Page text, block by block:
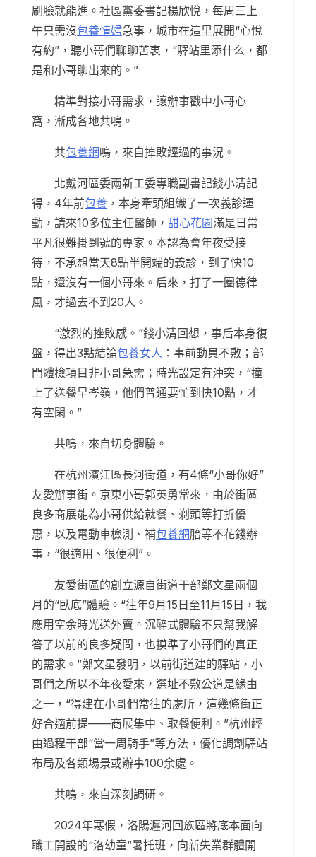
刷臉就能進。社區黨委書記楊欣悅，每周三上
午只需沒包養情婦急事，城市在這里展開“心悅
有約”，聽小哥們聊聊苦衷，“驛站里添什么，都
是和小哥聊出來的。”
精準對接小哥需求，讓辦事戳中小哥心
窩，漸成各地共鳴。
共包養網鳴，來自掉敗經過的事況。
北戴河區委兩新工委專職副書記錢小清記
得，4年前包養 ，本身牽頭組織了一次義診運
動，請來10多位主任醫師， 甜心花園滿是日常
平凡很難掛到號的專家。本認為會年夜受接
待，不承想當天8點半開端的義診，到了快10
點，還沒有一個小哥來。后來，打了一圈德律
風，才過去不到20人。
“激烈的挫敗感。”錢小清回想，事后本身復
盤，得出3點結論包養女人 ：事前動員不敷；部
門體檢項目非小哥急需；時光設定有沖突，“撞
上了送餐早岑嶺，他們普通要忙到快10點，才
有空閑。”
共鳴，來自切身體驗。
在杭州濱江區長河街道，有4條“小哥你好”
友愛辦事街。京東小哥郭英勇常來，由於街區
良多商展能為小哥供給就餐、剃頭等打折優
惠，以及電動車檢測、補包養網胎等不花錢辦
事，“很適用、很便利”。
友愛街區的創立源自街道干部鄭文星兩個
月的“臥底”體驗。“往年9月15日至11月15日，我
應用空余時光送外賣。沉醉式體驗不只幫我解
答了以前的良多疑問，也摸準了小哥們的真正
的需求。”鄭文星發明，以前街道建的驛站，小
哥們之所以不年夜愛來，選址不敷公道是緣由
之一，“得建在小哥們常往的處所，這幾條街正
好合適前提——商展集中、取餐便利。”杭州經
由過程干部“當一周騎手”等方法，優化調劑驛站
布局及各類場景或辦事100余處。
共鳴，來自深刻調研。
2024年寒假，洛陽瀍河回族區將底本面向
職工開設的“洛幼童”暑托班，向新失業群體開